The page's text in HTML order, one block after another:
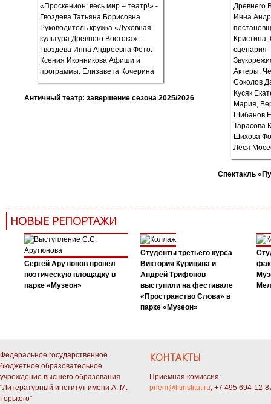
Античный театр: завершение сезона 2025/2026
Спектакль
НОВЫЕ РЕПОРТАЖИ
Сергей Арутюнов провёл
поэтическую площадку в
парке «Музеон»
Студенты третьего курса
Виктория Курицина и
Андрей Трифонов
выступили на фестивале
«Пространство Слова» в
парке «Музеон»
Федеральное государственное
бюджетное образовательное
учреждение высшего образования
"Литературный институт имени А. М.
Горького"
КОНТАКТЫ
Приемная комиссия:
priem@litinstitut.ru; +7 495 694-12-